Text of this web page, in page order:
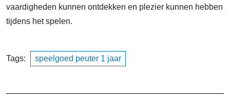
vaardigheden kunnen ontdekken en plezier kunnen hebben
tijdens het spelen.
Tags: speelgoed peuter 1 jaar